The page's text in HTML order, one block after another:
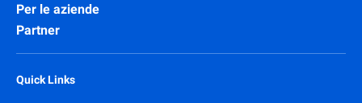
Per le aziende
Partner
Quick Links